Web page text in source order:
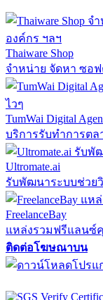
Thaiware Shop
จำหน่าย จัดหา ซอ
TumWai Digital
บริการรับทำการต
Ultromate.ai
รับพัฒนาระบบช่วย
FreelanceBay
แหล่งรวมฟรีแลนซ์
ติดต่อโฆษณาบน